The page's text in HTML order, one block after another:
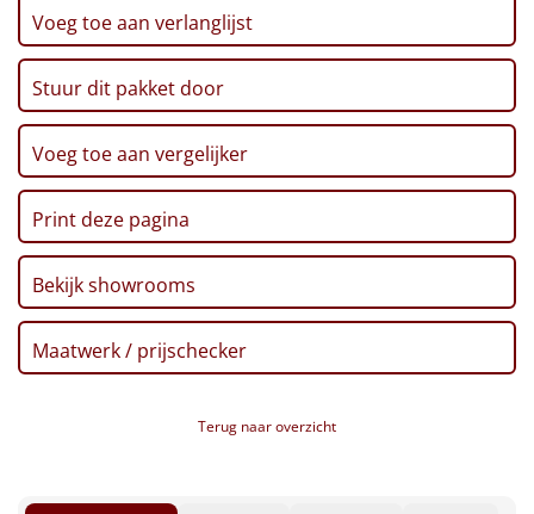
Artikel
Hitster
Pizzarette
Tas
Wake up light
NIEUW
Borrelplank
Warmtekussen
NIEUW
Marshmallows, 140 gr
Pepermunt, 65 gr
Pannenkoekenmix, 400 gr
Zwarte Thee, 1,5 gr, 20 st
Pinda's, 100 gr
Autodrop, Kerstlimo's, 70 gr
Popcorn, 100 gr
Haribo, Goudbeertjes, 75 gr
Twix, 50 gr
Tagliata, 250 gr
Pastasaus, 300 gr
Beschuit, Naturel, 125 gr
Mars, 20 gr, 2 st
Tomatensoep, 450 ml
Voeg toe aan verlanglijst
Stuur dit pakket door
Voeg toe aan vergelijker
Print deze pagina
Bekijk showrooms
Maatwerk / prijschecker
Terug naar overzicht